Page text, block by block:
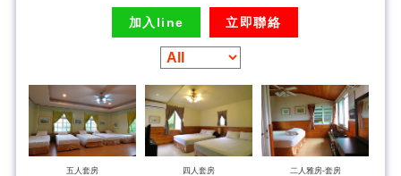
加入line 立即聯絡
五人套房 四人套房 二人雅房-套房